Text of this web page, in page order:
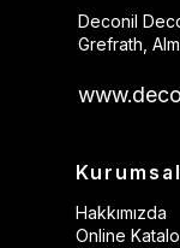
Deconil
Grefrath,
Kurumsal
Hakkımızda
Online